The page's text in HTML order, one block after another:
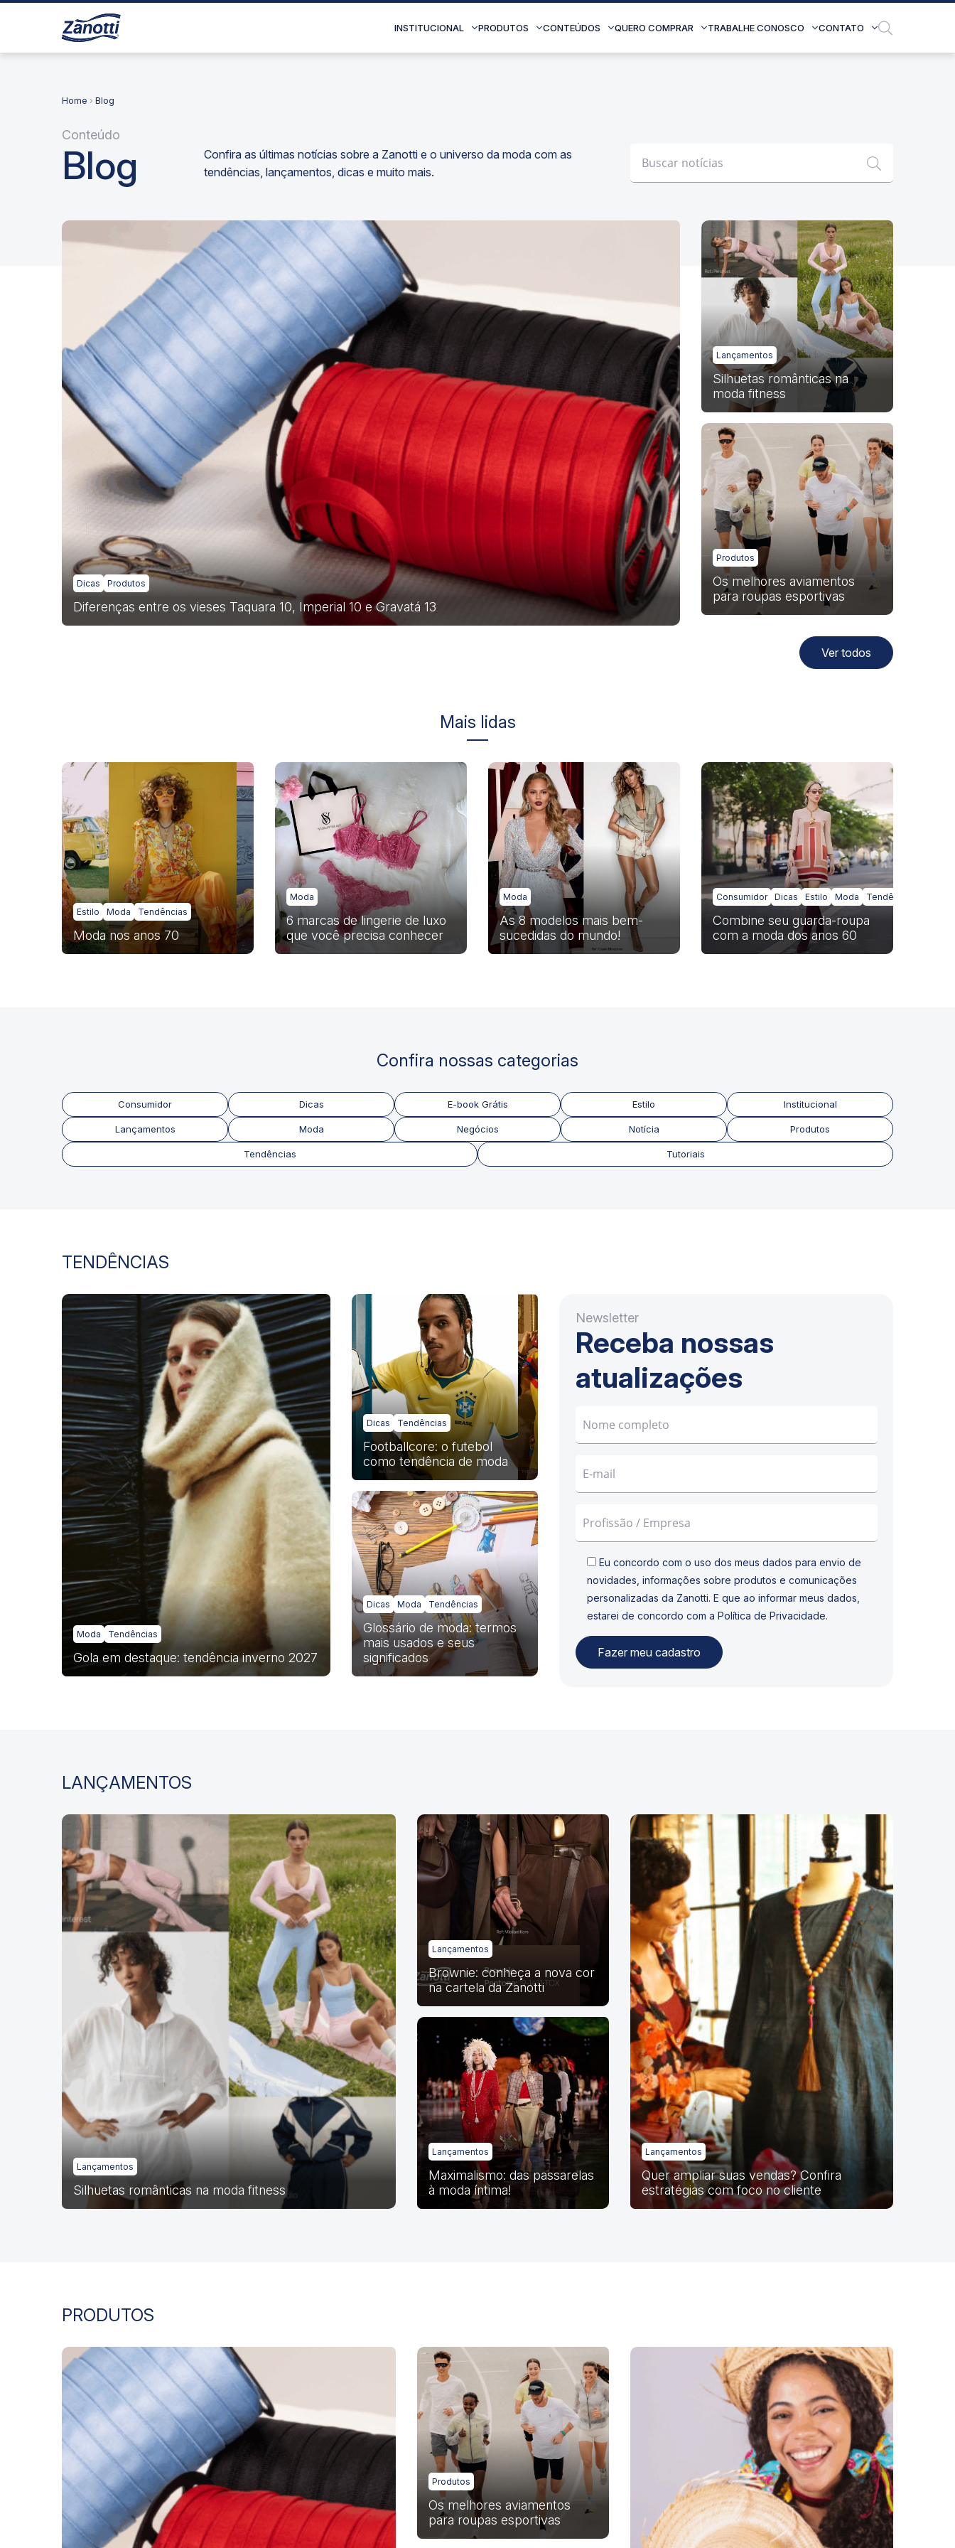
INSTITUCIONAL PRODUTOS CONTEÚDOS QUERO COMPRAR TRABALHE CONOSCO CONTATO
Home › Blog
Conteúdo
Blog
Confira as últimas notícias sobre a Zanotti e o universo da moda com as
tendências, lançamentos, dicas e muito mais.
Dicas Produtos
Diferenças entre os vieses Taquara 10, Imperial 10 e Gravatá 13
Lançamentos
Silhuetas românticas na
moda fitness
Produtos
Os melhores aviamentos
para roupas esportivas
Ver todos
Mais lidas
Estilo Moda Tendências
Moda nos anos 70
Moda
6 marcas de lingerie de luxo
que você precisa conhecer
Moda
As 8 modelos mais bem-
sucedidas do mundo!
Consumidor Dicas Estilo Moda Tendências
Combine seu guarda-roupa
com a moda dos anos 60
Confira nossas categorias
Consumidor Dicas E-book Grátis Estilo Institucional
Lançamentos Moda Negócios Notícia Produtos
Tendências Tutoriais
TENDÊNCIAS
Moda Tendências
Gola em destaque: tendência inverno 2027
Dicas Tendências
Footballcore: o futebol
como tendência de moda
Dicas Moda Tendências
Glossário de moda: termos
mais usados e seus
significados
Newsletter
Receba nossas
atualizações
Eu concordo com o uso dos meus dados para envio de
novidades, informações sobre produtos e comunicações
personalizadas da Zanotti. E que ao informar meus dados,
estarei de concordo com a Política de Privacidade.
LANÇAMENTOS
Lançamentos
Silhuetas românticas na moda fitness
Lançamentos
Brownie: conheça a nova cor
na cartela da Zanotti
Lançamentos
Maximalismo: das passarelas
à moda íntima!
Lançamentos
Quer ampliar suas vendas? Confira
estratégias com foco no cliente
PRODUTOS
Produtos
Os melhores aviamentos
para roupas esportivas